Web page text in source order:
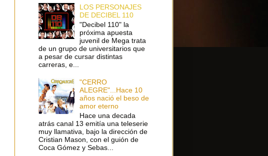
LOS PERSONAJES
DE DECIBEL 110
"Decibel 110" la
próxima apuesta
juvenil de Mega trata
de un grupo de universitarios que
a pesar de cursar distintas
carreras, e...
"CERRO
ALEGRE"...Hace 10
años nació el beso de
amor eterno
Hace una decada
atrás canal 13 emitía una teleserie
muy llamativa, bajo la dirección de
Cristian Mason, con el guión de
Coca Gómez y Sebas...